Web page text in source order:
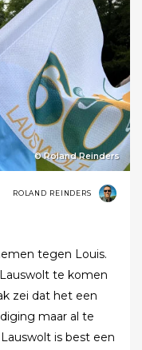
© Roland Reinders
ROLAND REINDERS
tegen Louis.
te komen
zei dat het een
maar al te
is best een